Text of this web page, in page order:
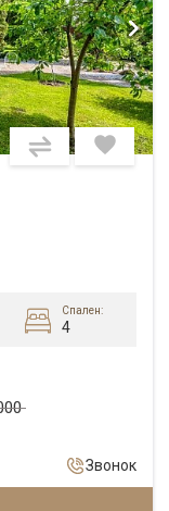
Спален:
4
Звонок